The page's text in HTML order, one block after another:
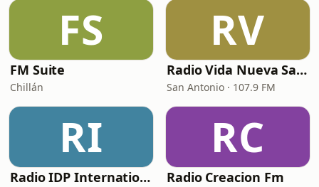
FS
FM Suite
Chillán
RV
Radio Vida Nueva San Antonio
San Antonio · 107.9 FM
RI
Radio IDP International
RC
Radio Creacion Fm